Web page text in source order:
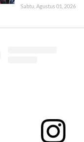
Sabtu, Agustus 01, 2026